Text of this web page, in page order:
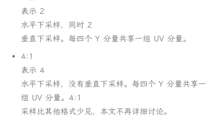
表示 2
水平下采样，同时 2
垂直下采样。每四个 Y 分量共享一组 UV 分量。
4:1
表示 4
水平下采样，没有垂直下采样。每四个 Y 分量共享一
组 UV 分量。4:1
采样比其他格式少见，本文不再详细讨论。